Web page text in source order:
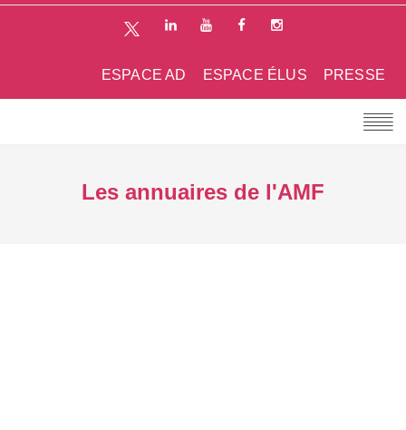
PRESSE
ESPACE ÉLUS
ESPACE AD
Les annuaires de l'AMF